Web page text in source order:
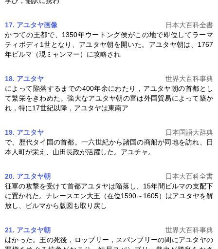
17. アユタヤ画像
日本大百科全書
かつての王都で、1350年ウートング侯がこの地で即位してラーマ
ティボディ1世となり、 アユ タヤ朝を開いた。 アユタヤ朝は、1767
年ビルマ（現ミャンマー）に攻略され
18. アユタヤ
世界大百科事典
によって陥落するまでの400年余にわたり， アユタヤ朝の首都とし
て繁栄をきわめた。強大なアユタヤ朝の富は外国貿易によって築か
れ，特に17世紀以降， アユタヤは東南ア
19. アユタヤ
日本国語大辞典
で、歴代タイ国の首都。一六世紀から諸国の商船が同地を訪れ、日
本人町が栄え、山田長政が活躍した。 アユチャ。
20. アユタヤ朝
日本大百科全書
征軍の攻撃を受けて首都アユ タヤは陥落し、15年間ビルマの支配下
に置かれた。ナレースエン大王（在位1590～1605）はアユタヤを解
放し、ビルマから版図も取り戻し
21. アユタヤ朝
世界大百科事典
はかった。王の死後，ロッブリー，スパンブリーの間にアユタヤの